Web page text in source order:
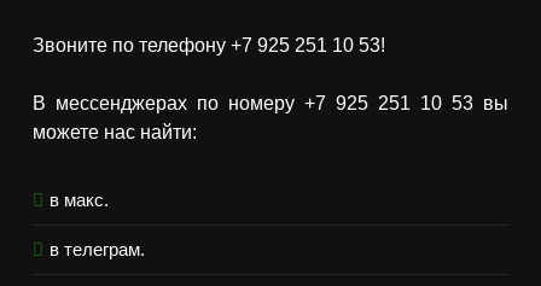
Звоните по телефону +7 925 251 10 53!
В мессенджерах по номеру +7 925 251 10 53 вы
можете нас найти:
в макс.
в телеграм.